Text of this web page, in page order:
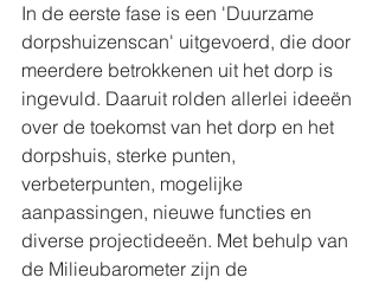
In de eerste fase is een 'Duurzame
dorpshuizenscan' uitgevoerd, die door
meerdere betrokkenen uit het dorp is
ingevuld. Daaruit rolden allerlei ideeën
over de toekomst van het dorp en het
dorpshuis, sterke punten,
verbeterpunten, mogelijke
aanpassingen, nieuwe functies en
diverse projectideeën. Met behulp van
de Milieubarometer zijn de